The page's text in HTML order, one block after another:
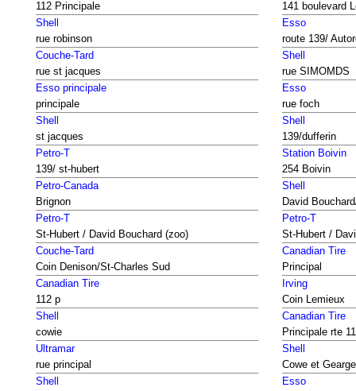
112 Principale
141 boulevard
Shell
rue robinson
Esso
route 139/
Couche-Tard
rue st jacques
Shell
rue SIMOMDS
Esso principale
principale
Esso
rue foch
Shell
st jacques
Shell
139/dufferin
Petro-T
139/ st-hubert
Station Boivin
254 Boivin
Petro-Canada
Brignon
Shell
David
Petro-T
St-Hubert / David Bouchard (zoo)
Petro-T
St-Hubert /
Couche-Tard
Coin Denison/St-Charles Sud
Canadian Tire
Principal
Canadian Tire
112 p
Irving
Coin Lemieux
Shell
cowie
Canadian Tire
Principale rte
Ultramar
rue principal
Shell
Cowe et
Shell
Esso